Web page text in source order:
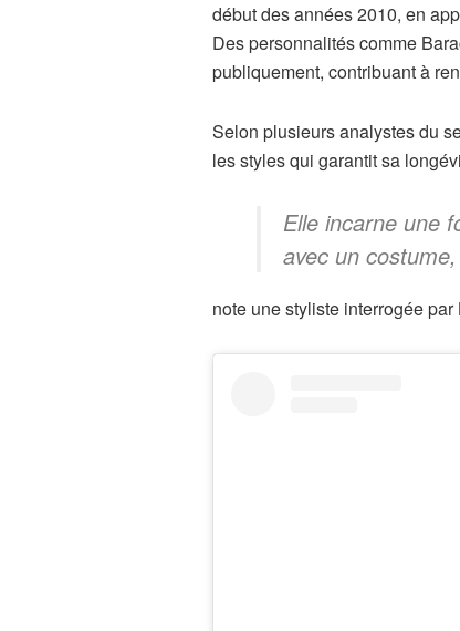
début des années 2010, en
Des personnalités comme
publiquement, contribuant à
Selon plusieurs analystes du
les styles qui garantit sa
Elle incarne une
avec un
note une styliste interrogée par